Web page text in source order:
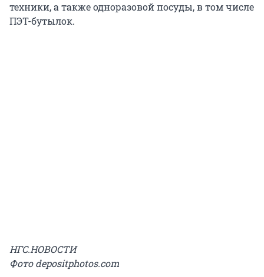
техники, а также одноразовой посуды, в том числе
ПЭТ-бутылок.
НГС.НОВОСТИ
Фото depositphotos.com